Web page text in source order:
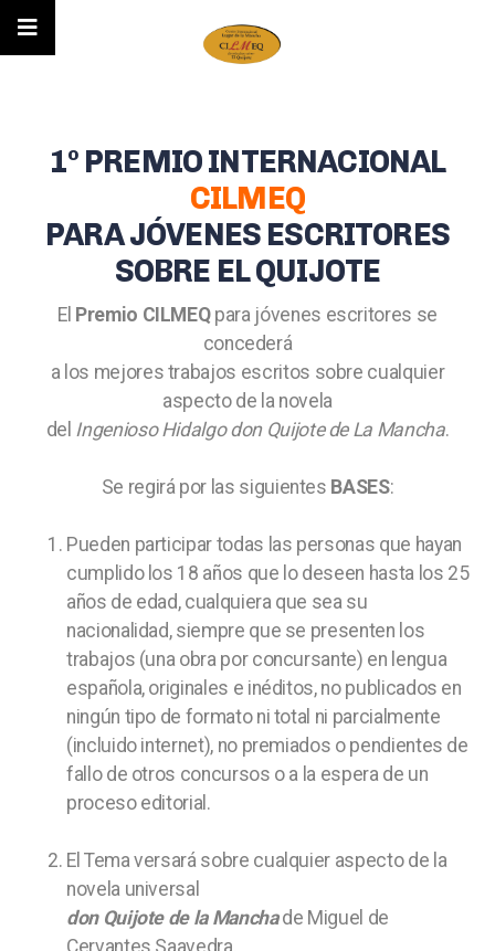
1º PREMIO INTERNACIONAL
CILMEQ
PARA JÓVENES ESCRITORES
SOBRE EL QUIJOTE
El Premio CILMEQpara jóvenes escritores se
concederá
a los mejores trabajos escritos sobre cualquier
aspecto de la novela
del Ingenioso Hidalgo don Quijote de La Mancha.
Se regirá por las siguientes BASES:
Pueden participar todas las personas que hayan
cumplido los 18 años que lo deseen hasta los 25
años de edad, cualquiera que sea su
nacionalidad, siempre que se presenten los
trabajos (una obra por concursante) en lengua
española, originales e inéditos, no publicados en
ningún tipo de formato ni total ni parcialmente
(incluido internet), no premiados o pendientes de
fallo de otros concursos o a la espera de un
proceso editorial.
El Tema versará sobre cualquier aspecto de la
novela universal
don Quijote de la Manchade Miguel de
Cervantes Saavedra.